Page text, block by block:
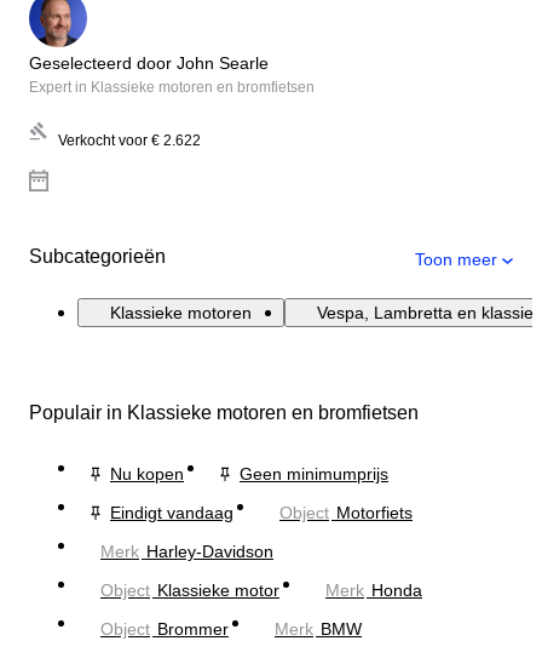
Geselecteerd door John Searle
Expert in Klassieke motoren en bromfietsen
Verkocht voor € 2.622
Subcategorieën Toon meer
Klassieke motoren Vespa, Lambretta en
Populair in Klassieke motoren en bromfietsen
Nu kopen
Geen minimumprijs
Eindigt vandaag
Object Motorfiets
Merk Harley-Davidson
Object Klassieke motor Merk Honda
Object Brommer Merk BMW